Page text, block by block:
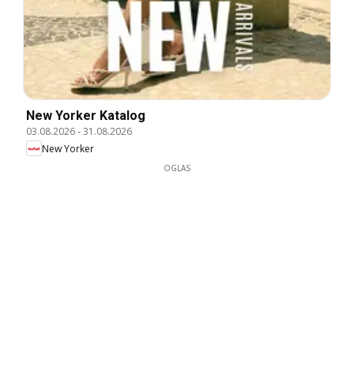
New Yorker Katalog
03.08.2026-31.08.2026
New Yorker
OGLAS